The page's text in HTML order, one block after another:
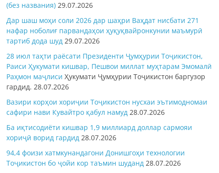
(без названия) 29.07.2026
Дар шаш моҳи соли 2026 дар шаҳри Ваҳдат нисбати 271
нафар ноболиғ парвандаҳои ҳуқуқвайронкунии маъмурӣ
тартиб дода шуд 29.07.2026
28 июл таҳти раёсати Президенти Ҷумҳурии Тоҷикистон,
Раиси Ҳукумати кишвар, Пешвои миллат муҳтарам Эмомалӣ
Раҳмон маҷлисиҲукумати Ҷумҳурии Тоҷикистон баргузор
гардид.28.07.2026
Вазири корҳои хориҷии Тоҷикистон нусхаи эътимодномаи
сафири нави Кувайтро қабул намуд 28.07.2026
Ба иқтисодиёти кишвар 1,9 миллиард доллар сармояи
хориҷӣ ворид гардид 28.07.2026
94,4 фоизи хатмкунандагони Донишгоҳи технологии
Тоҷикистон бо ҷойи кор таъмин шуданд 28.07.2026